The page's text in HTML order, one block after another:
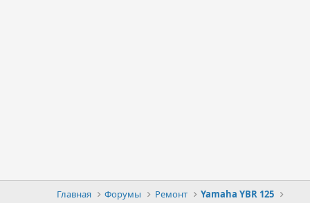
Главная Форумы Ремонт Yamaha YBR 125